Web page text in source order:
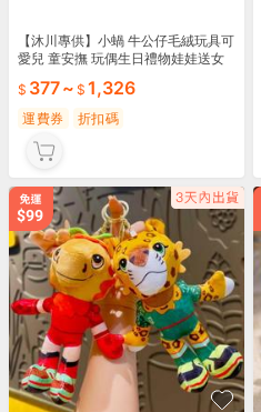
【沐川專供】小蝸 牛公仔毛絨玩具可
愛兒 童安撫 玩偶生日禮物娃娃送女
377~ 1,326
運費券 折扣碼